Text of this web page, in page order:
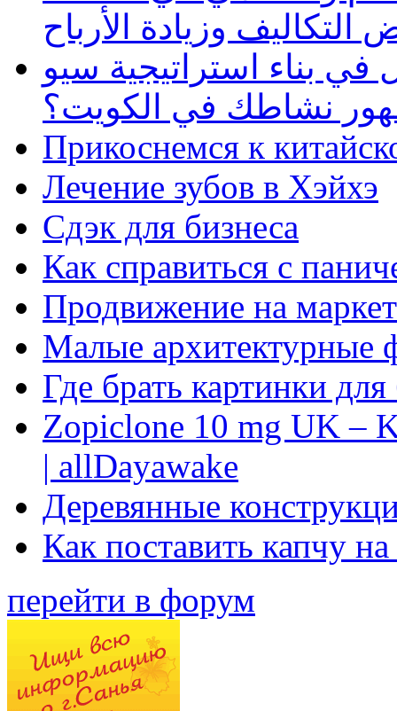
وزيادة الأرباح
بناء استراتيجية سيو
نشاطك في الكويت؟
Прикоснемся к
Лечение зубов в Хэйхэ
Сдэк для бизнеса
Как справиться с
Продвижение на
Малые архитектурные
Где брать картинки
Zopiclone 10 mg UK –
| allDayawake
Деревянные
Как поставить капчу
перейти в форум